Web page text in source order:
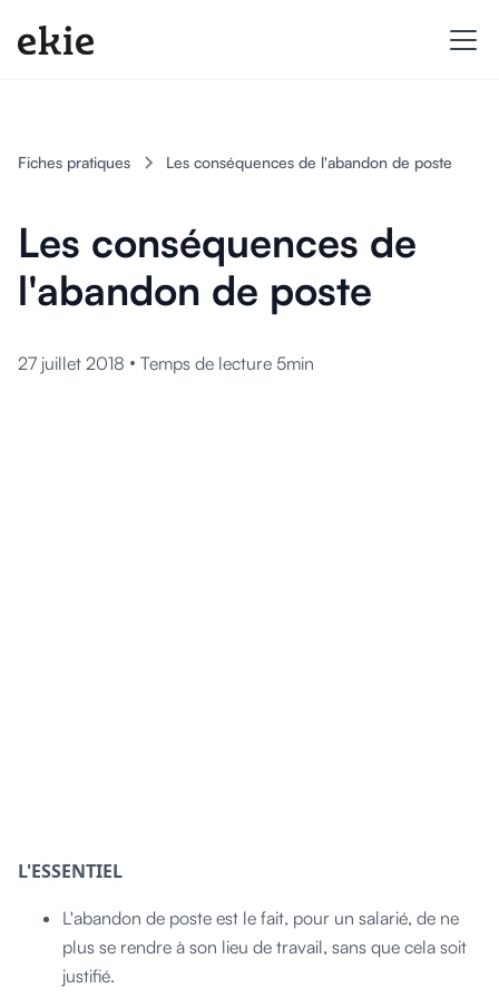
Fiches pratiques Les conséquences de l'abandon de poste
Les conséquences de
l'abandon de poste
27 juillet 2018 • Temps de lecture 5min
L'ESSENTIEL
L'abandon de poste est le fait, pour un salarié, de ne
plus se rendre à son lieu de travail, sans que cela soit
justifié.